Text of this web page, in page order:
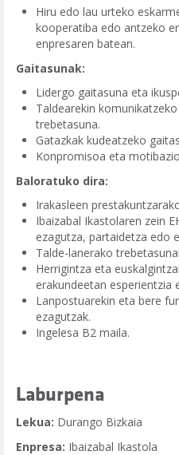
Hiru edo lau urteko
kooperatiba edo antzeko
enpresaren batean.
Gaitasunak:
Lidergo gaitasuna eta
Taldearekin
trebetasuna.
Gatazkak kudeatzeko
Konpromisoa eta
Baloratuko dira:
Irakasleen
Ibaizabal Ikastolaren zein
ezagutza, partaidetza edo
Talde-lanerako
Herrigintza eta
erakundeetan esperientzia
Lanpostuarekin eta bere
ezagutzak.
Ingelesa B2 maila.
Laburpena
Lekua: Durango Bizkaia
Enpresa: Ibaizabal Ikastola